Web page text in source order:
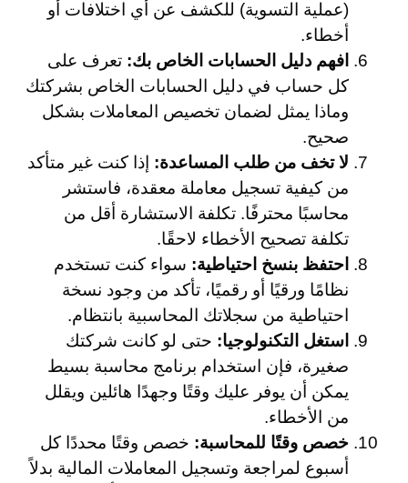
(عملية التسوية) للكشف عن أي اختلافات أو
أخطاء.
افهم دليل الحسابات الخاص بك: تعرف على
كل حساب في دليل الحسابات الخاص بشركتك
وماذا يمثل لضمان تخصيص المعاملات بشكل
صحيح.
لا تخف من طلب المساعدة: إذا كنت غير متأكد
من كيفية تسجيل معاملة معقدة، فاستشر
محاسبًا محترفًا. تكلفة الاستشارة أقل من
تكلفة تصحيح الأخطاء لاحقًا.
احتفظ بنسخ احتياطية: سواء كنت تستخدم
نظامًا ورقيًا أو رقميًا، تأكد من وجود نسخة
احتياطية من سجلاتك المحاسبية بانتظام.
استغل التكنولوجيا: حتى لو كانت شركتك
صغيرة، فإن استخدام برنامج محاسبة بسيط
يمكن أن يوفر عليك وقتًا وجهدًا هائلين ويقلل
من الأخطاء.
خصص وقتًا للمحاسبة: خصص وقتًا محددًا كل
أسبوع لمراجعة وتسجيل المعاملات المالية بدلاً